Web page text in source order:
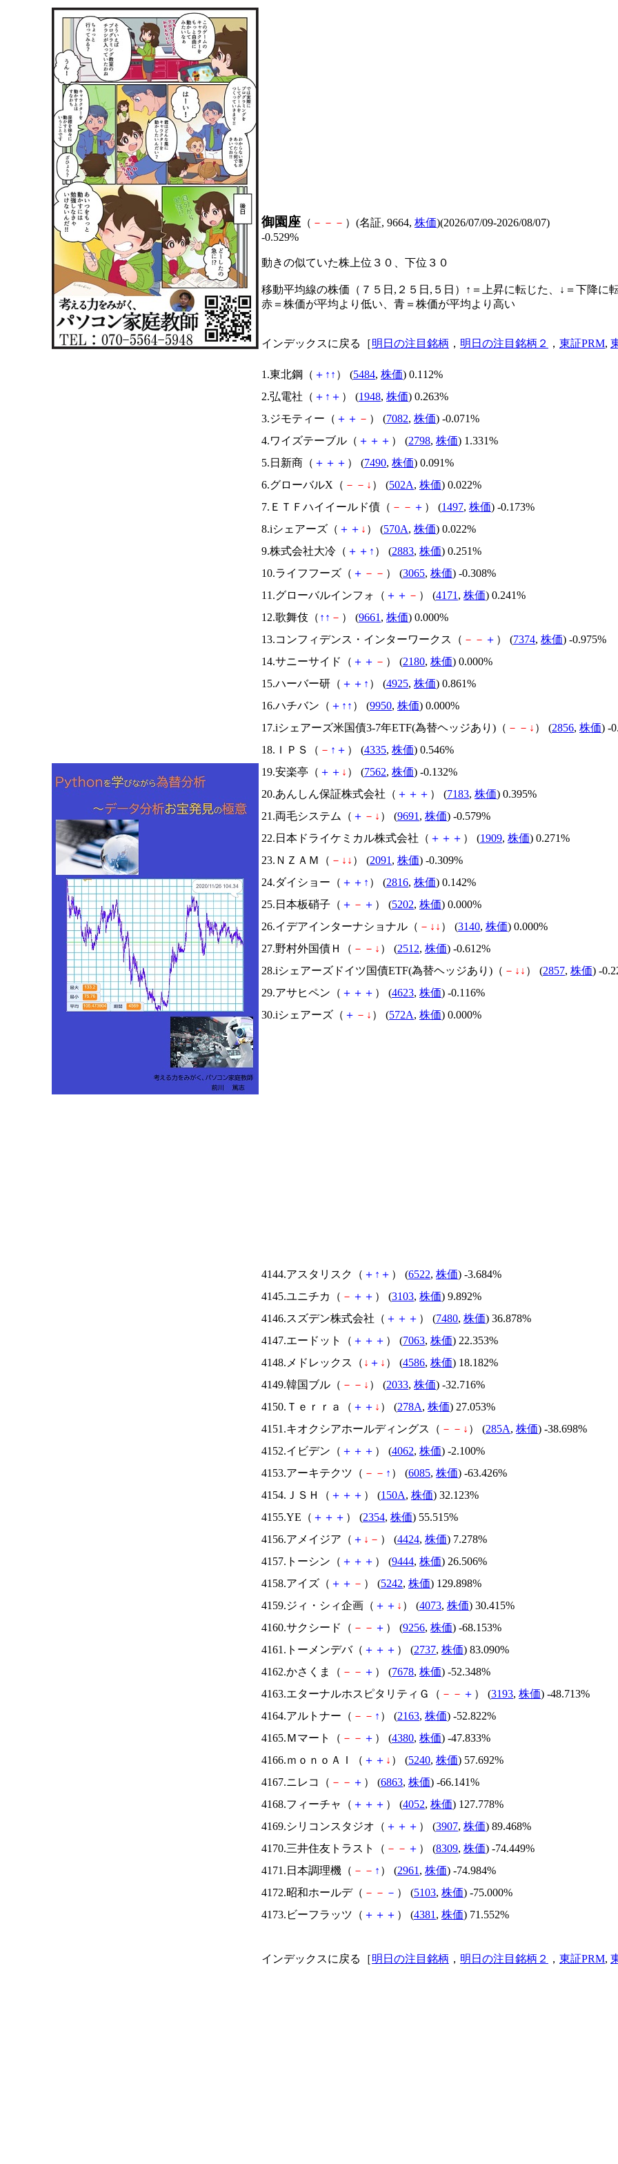
御園座 （ － － － ）(名証, 9664, 株価)(2026/07/09-2026/08/07)
-0.529%
動きの似ていた株上位３０、下位３０
移動平均線の株価（７５日,２５日,５日）↑＝上昇に転じた、↓＝下降に
赤＝株価が平均より低い、青＝株価が平均より高い
インデックスに戻る［明日の注目銘柄 ， 明日の注目銘柄２ ， 東証PRM,
1.東北鋼（ ＋ ↑ ↑ ） (5484, 株価) 0.112%
2.弘電社（ ＋ ↑ ＋ ） (1948, 株価) 0.263%
3.ジモティー（ ＋ ＋ － ） (7082, 株価) -0.071%
4.ワイズテーブル（ ＋ ＋ ＋ ） (2798, 株価) 1.331%
5.日新商（ ＋ ＋ ＋ ） (7490, 株価) 0.091%
6.グローバルX（ － － ↓ ） (502A, 株価) 0.022%
7.ＥＴＦハイイールド債（ － － ＋ ） (1497, 株価) -0.173%
8.iシェアーズ（ ＋ ＋ ↓ ） (570A, 株価) 0.022%
9.株式会社大冷（ ＋ ＋ ↑ ） (2883, 株価) 0.251%
10.ライフフーズ（ ＋ － － ） (3065, 株価) -0.308%
11.グローバルインフォ（ ＋ ＋ － ） (4171 , 株価) 0.241%
12.歌舞伎（ ↑ ↑ － ） (9661 , 株価) 0.000%
13.コンフィデンス・インターワークス（ － － ＋ ） (7374, 株価) -0.975%
14.サニーサイド（ ＋ ＋ － ） (2180, 株価) 0.000%
15.ハーバー研（ ＋ ＋ ↑ ） (4925, 株価) 0.861%
16.ハチバン（ ＋ ↑ ↑ ） (9950, 株価) 0.000%
17.iシェアーズ米国債3-7年ETF(為替ヘッジあり)（ － － ↓ ） (2856, 株価) -
18.ＩＰＳ（ － ↑ ＋ ） (4335, 株価) 0.546%
19.安楽亭（ ＋ ＋ ↓ ） (7562, 株価) -0.132%
20.あんしん保証株式会社（ ＋ ＋ ＋ ） (7183, 株価) 0.395%
21.両毛システム（ ＋ － ↓ ） (9691 , 株価) -0.579%
22.日本ドライケミカル株式会社（ ＋ ＋ ＋ ） (1909, 株価) 0.271%
23.ＮＺＡＭ（ － ↓ ↓ ） (2091 , 株価) -0.309%
24.ダイショー（ ＋ ＋ ↑ ） (2816, 株価) 0.142%
25.日本板硝子（ ＋ － ＋ ） (5202, 株価) 0.000%
26.イデアインターナショナル（ － ↓ ↓ ） (3140, 株価) 0.000%
27.野村外国債Ｈ（ － － ↓ ） (2512, 株価) -0.612%
28.iシェアーズドイツ国債ETF(為替ヘッジあり)（ － ↓ ↓ ） (2857, 株価) -
29.アサヒペン（ ＋ ＋ ＋ ） (4623, 株価) -0.116%
30.iシェアーズ（ ＋ － ↓ ） (572A, 株価) 0.000%
4144.アスタリスク（ ＋ ↑ ＋ ） (6522, 株価) -3.684%
4145.ユニチカ（ － ＋ ＋ ） (3103, 株価) 9.892%
4146.スズデン株式会社（ ＋ ＋ ＋ ） (7480, 株価) 36.878%
4147.エードット（ ＋ ＋ ＋ ） (7063, 株価) 22.353%
4148.メドレックス（ ↓ ＋ ↓ ） (4586, 株価) 18.182%
4149.韓国ブル（ － － ↓ ） (2033, 株価) -32.716%
4150.Ｔｅｒｒａ（ ＋ ＋ ↓ ） (278A, 株価) 27.053%
4151.キオクシアホールディングス（ － － ↓ ） (285A, 株価) -38.698%
4152.イビデン（ ＋ ＋ ＋ ） (4062, 株価) -2.100%
4153.アーキテクツ（ － － ↑ ） (6085, 株価) -63.426%
4154.ＪＳＨ（ ＋ ＋ ＋ ） (150A, 株価) 32.123%
4155.YE（ ＋ ＋ ＋ ） (2354, 株価) 55.515%
4156.アメイジア（ ＋ ↓ － ） (4424, 株価) 7.278%
4157.トーシン（ ＋ ＋ ＋ ） (9444, 株価) 26.506%
4158.アイズ（ ＋ ＋ － ） (5242, 株価) 129.898%
4159.ジィ・シィ企画（ ＋ ＋ ↓ ） (4073, 株価) 30.415%
4160.サクシード（ － － ＋ ） (9256, 株価) -68.153%
4161.トーメンデバ（ ＋ ＋ ＋ ） (2737, 株価) 83.090%
4162.かさくま（ － － ＋ ） (7678, 株価) -52.348%
4163.エターナルホスピタリティＧ（ － － ＋ ） (3193, 株価) -48.713%
4164.アルトナー（ － － ↑ ） (2163, 株価) -52.822%
4165.Ｍマート（ － － ＋ ） (4380, 株価) -47.833%
4166.ｍｏｎｏＡＩ（ ＋ ＋ ↓ ） (5240, 株価) 57.692%
4167.ニレコ（ － － ＋ ） (6863, 株価) -66.141%
4168.フィーチャ（ ＋ ＋ ＋ ） (4052, 株価) 127.778%
4169.シリコンスタジオ（ ＋ ＋ ＋ ） (3907, 株価) 89.468%
4170.三井住友トラスト（ － － ＋ ） (8309, 株価) -74.449%
4171.日本調理機（ － － ↑ ） (2961 , 株価) -74.984%
4172.昭和ホールデ（ － － － ） (5103, 株価) -75.000%
4173.ビーフラッツ（ ＋ ＋ ＋ ） (4381 , 株価) 71.552%
インデックスに戻る［明日の注目銘柄 ， 明日の注目銘柄２ ， 東証PRM,